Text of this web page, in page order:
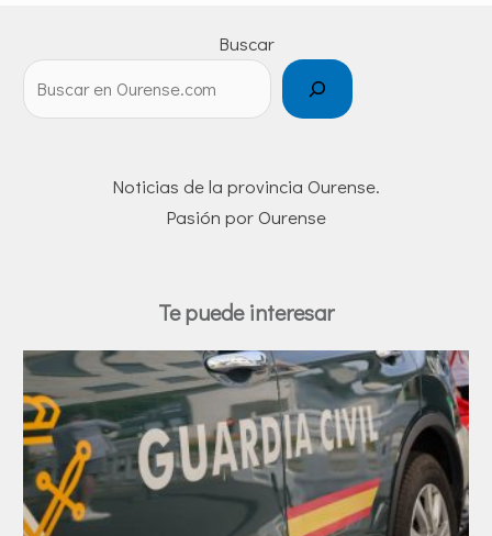
Buscar
Noticias de la provincia Ourense.
Pasión por Ourense
Te puede interesar